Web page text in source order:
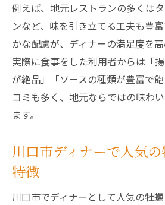
例えば、地元レストランの多くは
ンなど、味を引き立てる工夫も豊
かな配慮が、ディナーの満足度を高
実際に食事をした利用者からは「
が絶品」「ソースの種類が豊富で
コミも多く、地元ならではの味わ
ます。
川口市ディナーで人気
特徴
川口市でディナーとして人気の牡